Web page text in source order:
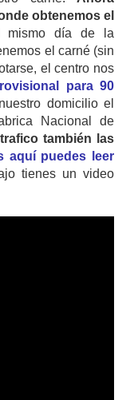
obtenemos el
mismo día de la
el carné (sin
el centro nos
para 90
domicilio el
Nacional de
también las
aquí puedes leer
tienes un video